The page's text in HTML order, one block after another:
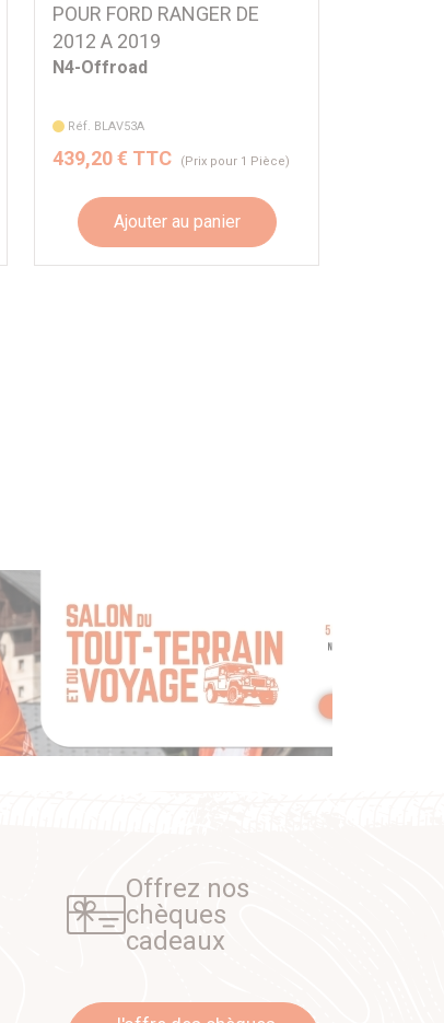
POUR FORD RANGER DE
2012 A 2019
N4-Offroad
Réf. BLAV53A
439,20 € TTC (Prix pour 1 Pièce)
Ajouter au panier
Offrez nos
chèques
cadeaux